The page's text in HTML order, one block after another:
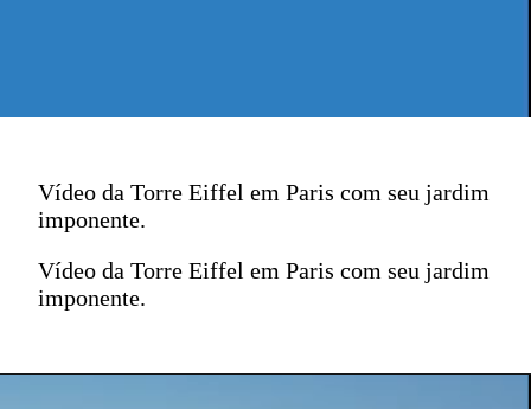
Vídeo da Torre Eiffel em Paris com seu jardim
imponente.
Vídeo da Torre Eiffel em Paris com seu jardim
imponente.